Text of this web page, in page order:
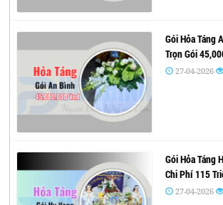
Gói Hỏa Táng
Trọn Gói
27-04-2026
Gói Hỏa Táng
Chi Phí 115
27-04-2026